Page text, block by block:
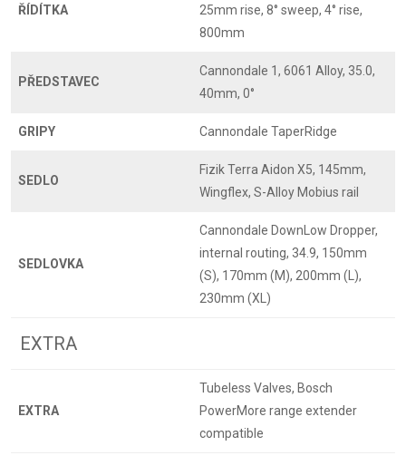
ŘÍDÍTKA
25mm rise, 8° sweep, 4° rise,
800mm
PŘEDSTAVEC
Cannondale 1, 6061 Alloy, 35.0,
40mm, 0°
GRIPY Cannondale TaperRidge
SEDLO
Fizik Terra Aidon X5, 145mm,
Wingflex, S-Alloy Mobius rail
SEDLOVKA
Cannondale DownLow Dropper,
internal routing, 34.9, 150mm
(S), 170mm (M), 200mm (L),
230mm (XL)
EXTRA
EXTRA
Tubeless Valves, Bosch
PowerMore range extender
compatible